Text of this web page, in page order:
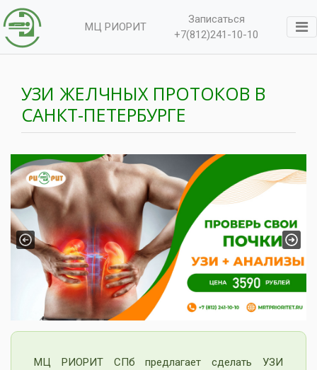
МЦ РИОРИТ
Записаться
+7(812)241-10-10
УЗИ ЖЕЛЧНЫХ ПРОТОКОВ В
САНКТ-ПЕТЕРБУРГЕ
Previous Next
МЦ РИОРИТ СПб предлагает сделать УЗИ